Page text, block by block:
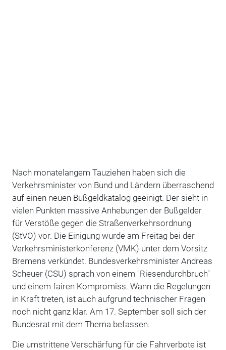
Nach monatelangem Tauziehen haben sich die
Verkehrsminister von Bund und Ländern überraschend
auf einen neuen Bußgeldkatalog geeinigt. Der sieht in
vielen Punkten massive Anhebungen der Bußgelder
für Verstöße gegen die Straßenverkehrsordnung
(StVO) vor. Die Einigung wurde am Freitag bei der
Verkehrsministerkonferenz (VMK) unter dem Vorsitz
Bremens verkündet. Bundesverkehrsminister Andreas
Scheuer (CSU) sprach von einem "Riesendurchbruch"
und einem fairen Kompromiss. Wann die Regelungen
in Kraft treten, ist auch aufgrund technischer Fragen
noch nicht ganz klar. Am 17. September soll sich der
Bundesrat mit dem Thema befassen.
Die umstrittene Verschärfung für die Fahrverbote ist